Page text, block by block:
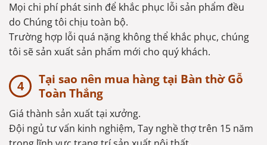
Mọi chi phí phát sinh để khắc phục lỗi sản phẩm đều
do Chúng tôi chịu toàn bộ.
Trường hợp lỗi quá nặng không thể khắc phục, chúng
tôi sẽ sản xuất sản phẩm mới cho quý khách.
Tại sao nên mua hàng tại Bàn thờ Gỗ
Toàn Thắng
Giá thành sản xuất tại xưởng.
Đội ngủ tư vấn kinh nghiệm, Tay nghề thợ trên 15 năm